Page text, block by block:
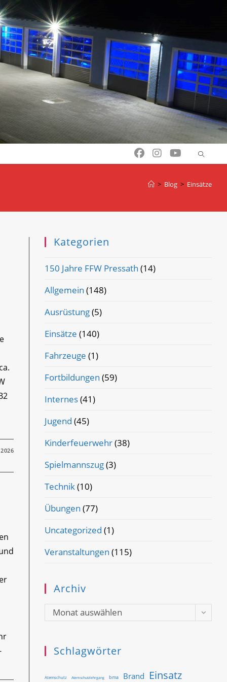
> Blog > Einsätze
Kategorien
150 Jahre FFW Pressath (14)
Allgemein (148)
Ausrüstung(5)
Einsätze (140)
Fahrzeuge (1)
Fortbildungen (59)
Internes(41)
Jugend (45)
Kinderfeuerwehr(38)
Spielmannszug(3)
Technik(10)
Übungen (77)
Uncategorized (1)
Veranstaltungen (115)
Archiv
Archiv
Monat auswählen
Schlagwörter
Atemschutz Atemschutzlehrgang bma Brand Einsatz